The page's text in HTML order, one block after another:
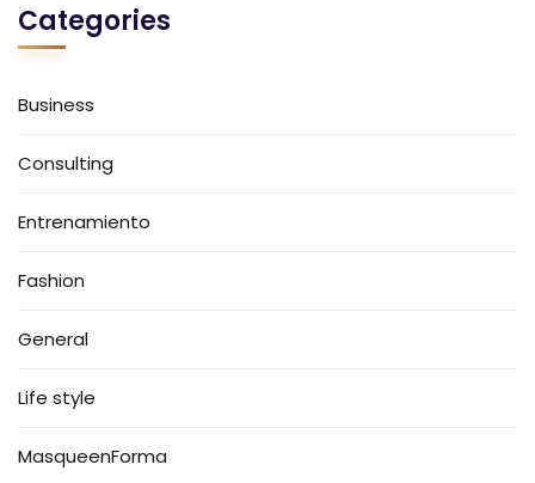
Categories
Business
Consulting
Entrenamiento
Fashion
General
Life style
MasqueenForma